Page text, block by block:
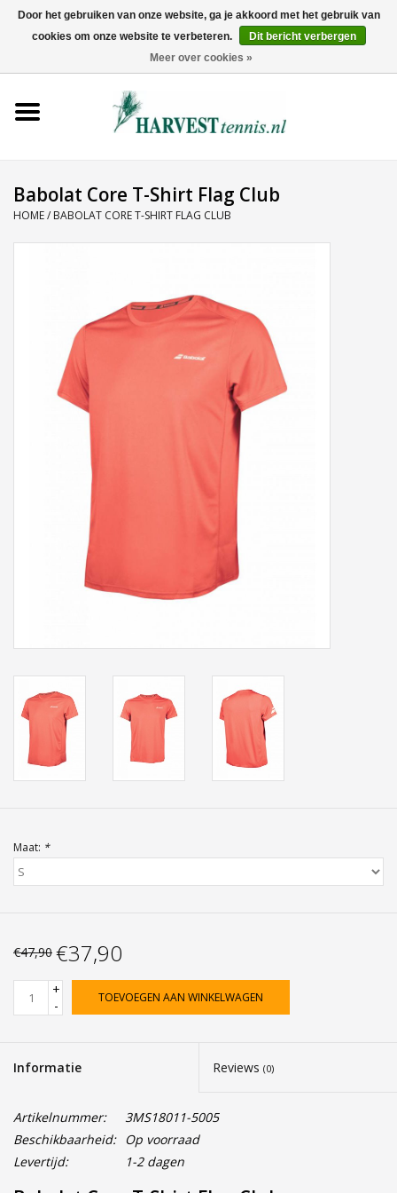
0 Artikelen - €0,00
Tenniskleding
Babolat Core T-Shirt Flag Club
HOME/ BABOLAT CORE T-SHIRT FLAG CLUB
Maat: *
€47,90 €37,90
+
-
TOEVOEGEN AAN WINKELWAGEN
Informatie Reviews (0)
Artikelnummer:
3MS18011-5005
Beschikbaarheid: Op voorraad
Levertijd:
1-2 dagen
Door het gebruiken van onze website, ga je akkoord met het gebruik van
cookies om onze website te verbeteren.
Dit bericht verbergen
Meer over cookies »